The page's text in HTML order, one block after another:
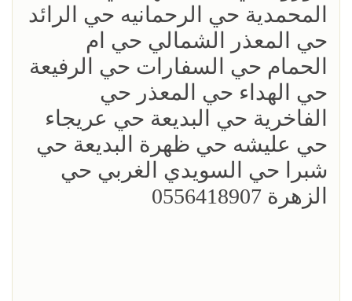
المحمدية حي الرحمانيه حي الرائد
حي المعذر الشمالي حي ام
الحمام حي السفارات حي الرفيعة
حي الهداء حي المعذر حي
الفاخرية حي البديعة حي عريجاء
حي عليشه حي ظهرة البديعة حي
شبرا حي السويدي الغربي حي
الزهرة 0556418907